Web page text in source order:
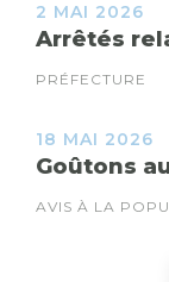
2 MAI 2026
Arrêtés
PRÉFECTURE
18 MAI 2026
Goûtons
AVIS À LA